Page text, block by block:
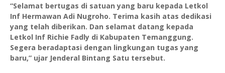
“Selamat bertugas di satuan yang baru kepada Letkol
Inf Hermawan Adi Nugroho. Terima kasih atas dedikasi
yang telah diberikan. Dan selamat datang kepada
Letkol Inf Richie Fadly di Kabupaten Temanggung.
Segera beradaptasi dengan lingkungan tugas yang
baru,” ujar Jenderal Bintang Satu tersebut.